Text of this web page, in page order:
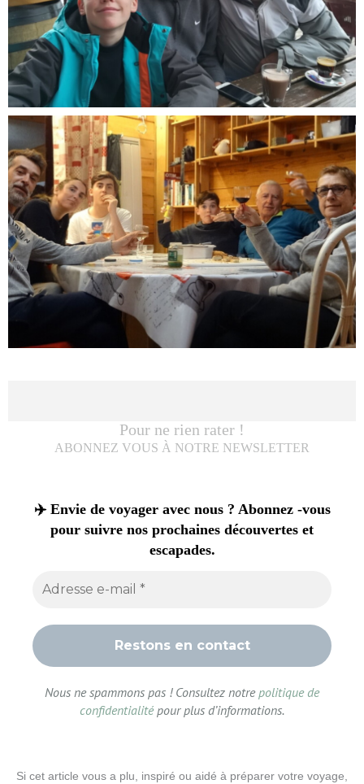
Pour ne rien rater !
ABONNEZ VOUS À NOTRE NEWSLETTER
✈️ Envie de voyager avec nous ? Abonnez -vous
pour suivre nos prochaines découvertes et
escapades.
Nous ne spammons pas ! Consultez notre politique de
confidentialitépour plus d’informations.
Si cet article vous a plu, inspiré ou aidé à préparer votre voyage,